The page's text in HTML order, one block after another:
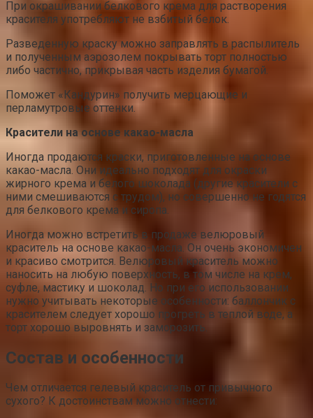
При окрашивании белкового крема для растворения
красителя употребляют не взбитый белок.
Разведенную краску можно заправлять в распылитель
и полученным аэрозолем покрывать торт полностью
либо частично, прикрывая часть изделия бумагой.
Поможет «Кандурин» получить мерцающие и
перламутровые оттенки.
Красители на основе какао-масла
Иногда продаются краски, приготовленные на основе
какао-масла. Они идеально подходят для окраски
жирного крема и белого шоколада (другие красители с
ними смешиваются с трудом), но совершенно не годятся
для белкового крема и сиропа.
Иногда можно встретить в продаже велюровый
краситель на основе какао-масла. Он очень экономичен
и красиво смотрится. Велюровый краситель можно
наносить на любую поверхность, в том числе на крем,
суфле, мастику и шоколад. Но при его использовании
нужно учитывать некоторые особенности: баллончик с
красителем следует хорошо прогреть в теплой воде, а
торт хорошо выровнять и заморозить.
Состав и особенности
Чем отличается гелевый краситель от привычного
сухого? К достоинствам можно отнести: